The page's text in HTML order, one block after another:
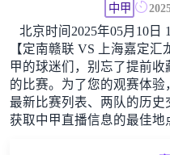
中甲
北京时间2025年05月10日
【定南赣联 VS 上海嘉定
甲的球迷们，别忘了提前
的比赛。为了您的观赛体
最新比赛列表、两队的历
获取中甲直播信息的最佳地